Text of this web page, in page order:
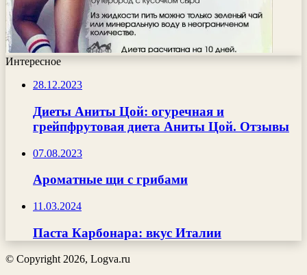
Интересное
28.12.2023
Диеты Аниты Цой: огуречная и
грейпфрутовая диета Аниты Цой. Отзывы
07.08.2023
Ароматные щи с грибами
11.03.2024
Паста Карбонара: вкус Италии
© Copyright 2026, Logva.ru